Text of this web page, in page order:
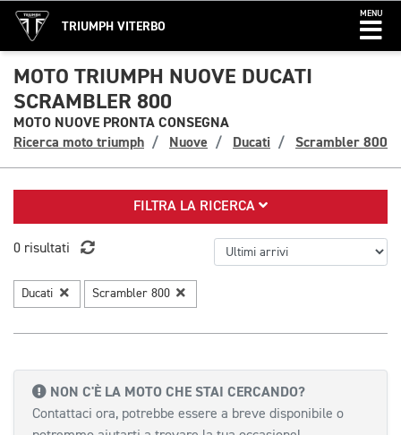
TRIUMPH VITERBO
MENU
MOTO TRIUMPH NUOVE DUCATI
SCRAMBLER 800
MOTO NUOVE PRONTA CONSEGNA
Ricerca moto triumph
Nuove Ducati Scrambler 800
FILTRA LA RICERCA
0 risultati
Ducati Scrambler 800
NON C'È LA MOTO CHE STAI CERCANDO?
Contattaci ora, potrebbe essere a breve disponibile o